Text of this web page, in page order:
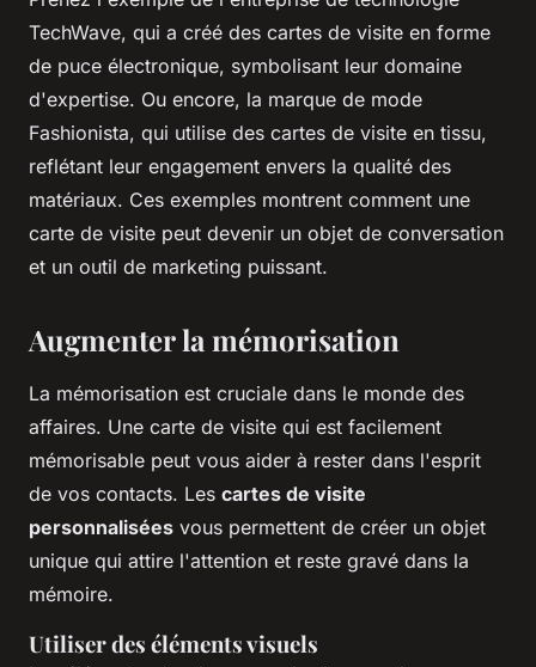
TechWave, qui a créé des cartes de visite en forme
de puce électronique, symbolisant leur domaine
d'expertise. Ou encore, la marque de mode
Fashionista, qui utilise des cartes de visite en tissu,
reflétant leur engagement envers la qualité des
matériaux. Ces exemples montrent comment une
carte de visite peut devenir un objet de conversation
et un outil de marketing puissant.
Augmenter la mémorisation
La mémorisation est cruciale dans le monde des
affaires. Une carte de visite qui est facilement
mémorisable peut vous aider à rester dans l'esprit
de vos contacts. Les cartes de visite
personnalisées vous permettent de créer un objet
unique qui attire l'attention et reste gravé dans la
mémoire.
Utiliser des éléments visuels